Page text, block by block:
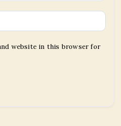
website in this browser for